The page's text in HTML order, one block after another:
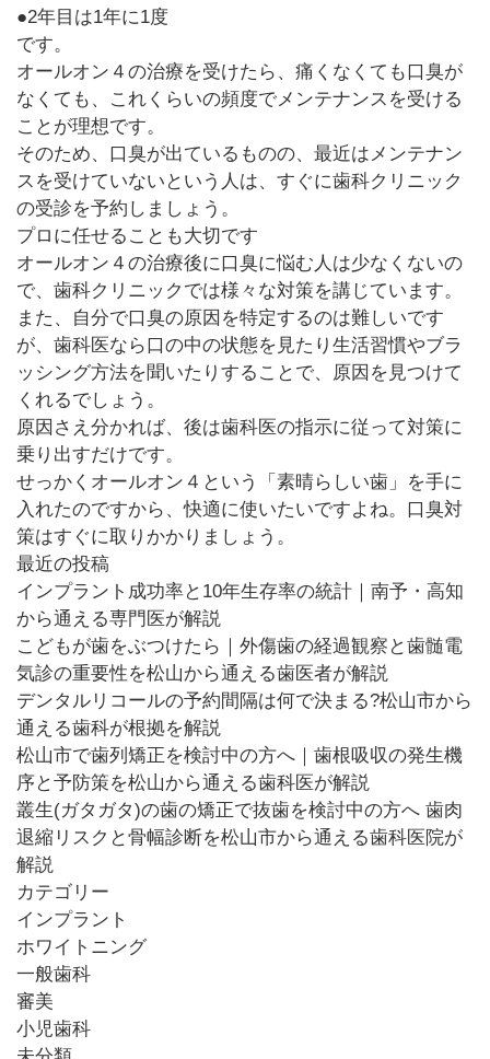
●2年目は1年に1度
です。
オールオン４の治療を受けたら、痛くなくても口臭が
なくても、これくらいの頻度でメンテナンスを受ける
ことが理想です。
そのため、口臭が出ているものの、最近はメンテナン
スを受けていないという人は、すぐに歯科クリニック
の受診を予約しましょう。
プロに任せることも大切です
オールオン４の治療後に口臭に悩む人は少なくないの
で、歯科クリニックでは様々な対策を講じています。
また、自分で口臭の原因を特定するのは難しいです
が、歯科医なら口の中の状態を見たり生活習慣やブラ
ッシング方法を聞いたりすることで、原因を見つけて
くれるでしょう。
原因さえ分かれば、後は歯科医の指示に従って対策に
乗り出すだけです。
せっかくオールオン４という「素晴らしい歯」を手に
入れたのですから、快適に使いたいですよね。口臭対
策はすぐに取りかかりましょう。
最近の投稿
インプラント成功率と10年生存率の統計｜南予・高知
から通える専門医が解説
こどもが歯をぶつけたら｜外傷歯の経過観察と歯髄電
気診の重要性を松山から通える歯医者が解説
デンタルリコールの予約間隔は何で決まる?松山市から
通える歯科が根拠を解説
松山市で歯列矯正を検討中の方へ｜歯根吸収の発生機
序と予防策を松山から通える歯科医が解説
叢生(ガタガタ)の歯の矯正で抜歯を検討中の方へ 歯肉
退縮リスクと骨幅診断を松山市から通える歯科医院が
解説
カテゴリー
インプラント
ホワイトニング
一般歯科
審美
小児歯科